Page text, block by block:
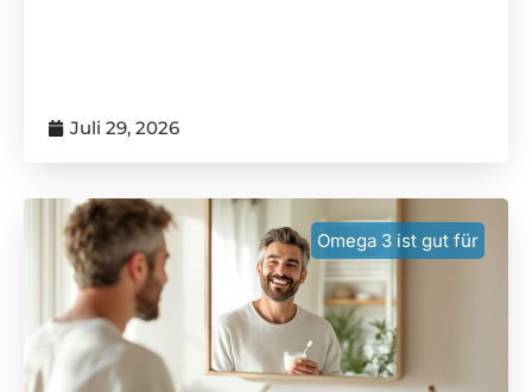
Juli 29, 2026
Omega 3 ist gut für